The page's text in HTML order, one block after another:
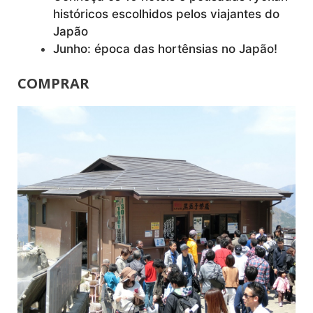
históricos escolhidos pelos viajantes do
Japão
Junho: época das hortênsias no Japão!
COMPRAR